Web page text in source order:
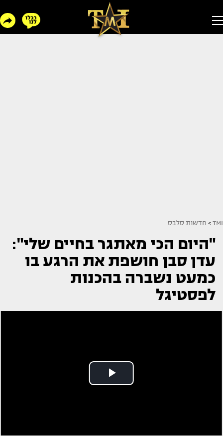
TMI
> חדשות סלבס
"היום הכי מאתגר בחיים שלי":
עדן סבן חושפת את הרגע בו
כמעט נשברה בהכנות
לפסטיגל